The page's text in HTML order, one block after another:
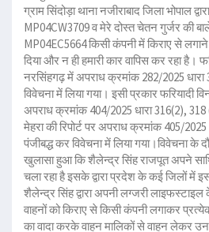
ग्राम सिंदोड़ा थाना नजीराबाद जिला भोपाल
MP04CW3709 व मेरे दोस्त चेतन गुर्जर की
MP04EC5664 किसी कंपनी में किराए से
दिया और न ही हमारी कार वापिस कर रहा है।
नरसिंहगढ़ में अपराध क्रमांक 282/2025 धारा
विवेचना में लिया गया। इसी प्रकार फरियादी
अपराध क्रमांक 404/2025 धारा 316(2),
मेहरा की रिपोर्ट पर अपराध क्रमांक 405/
पंजीबद्ध कर विवेचना में लिया गया।विवेचना के
खुलासा हुआ कि शैलेन्द्र सिंह राजपूत अपने
चला रहा है इसके द्वारा प्रदेश के कई जिलों में
शैलेन्द्र सिंह द्वारा अपनी लग्जरी
वाहनों को किराए से किसी कंपनी लगाकर
का वादा करके वाहन मालिकों से वाहन लेकर